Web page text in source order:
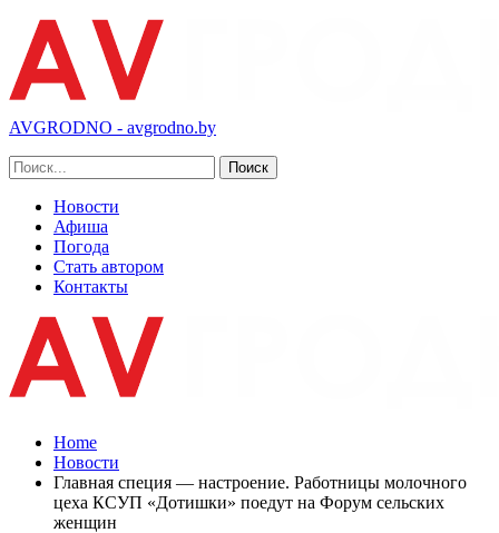
AVGRODNO - avgrodno.by
Новости
Афиша
Погода
Стать автором
Контакты
Home
Новости
Главная специя — настроение. Работницы молочного
цеха КСУП «Дотишки» поедут на Форум сельских
женщин